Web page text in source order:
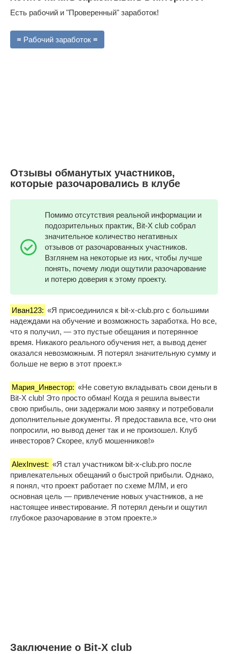
Есть рабочий и "Проверенный" заработок!
≡ Рабочий заработок ≡
Отзывы обманутых участников,
которые разочаровались в клубе
Помимо отсутствия реальной информации и
подозрительных практик, Bit-X club собрал
значительное количество негативных
отзывов от разочарованных участников.
Взглянем на некоторые из них, чтобы лучше
понять, почему люди ощутили разочарование
и потерю доверия к этому проекту.
Иван123: «Я присоединился к bit-x-club.pro с большими
надеждами на обучение и возможность заработка. Но все,
что я получил, — это пустые обещания и потерянное
время. Никакого реального обучения нет, а вывод денег
оказался невозможным. Я потерял значительную сумму и
больше не верю в этот проект.»
Мария_Инвестор: «Не советую вкладывать свои деньги в
Bit-X club! Это просто обман! Когда я решила вывести
свою прибыль, они задержали мою заявку и потребовали
дополнительные документы. Я предоставила все, что они
попросили, но вывод денег так и не произошел. Клуб
инвесторов? Скорее, клуб мошенников!»
AlexInvest: «Я стал участником bit-x-club.pro после
привлекательных обещаний о быстрой прибыли. Однако,
я понял, что проект работает по схеме МЛМ, и его
основная цель — привлечение новых участников, а не
настоящее инвестирование. Я потерял деньги и ощутил
глубокое разочарование в этом проекте.»
Заключение о Bit-X club